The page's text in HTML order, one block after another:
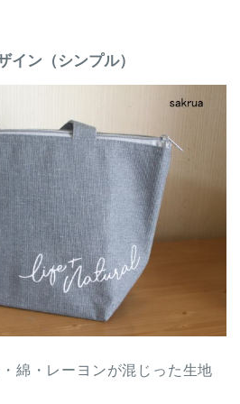
イン（シンプル）
綿・レーヨンが混じった生地